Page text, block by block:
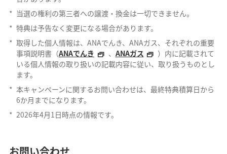
* 当選の権利の第三者への譲渡・換金は一切できません。
* 特典は予告なく変更になる場合があります。
* 取得した個人情報は、ANAでんき、ANAガス、それぞれの重要
事項説明書（ANAでんき 、 ANAガス
）内に記載されて
いる個人情報の取り扱いの記載内容に従い、取り扱うものとし
ます。
* 本キャンペーンに関するお問い合わせは、最終特典積算日から
6か月までになります。
* 2026年4月1日時点の情報です。